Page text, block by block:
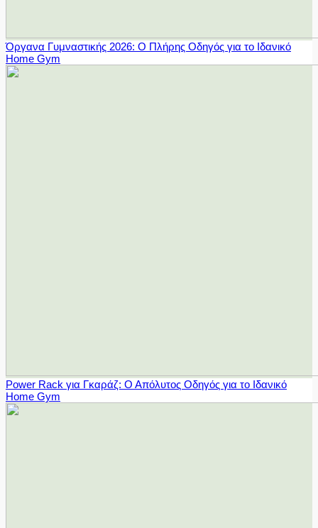
Όργανα Γυμναστικής 2026: Ο Πλήρης Οδηγός για το Ιδανικό
Home Gym
Power Rack για Γκαράζ: Ο Απόλυτος Οδηγός για το Ιδανικό
Home Gym